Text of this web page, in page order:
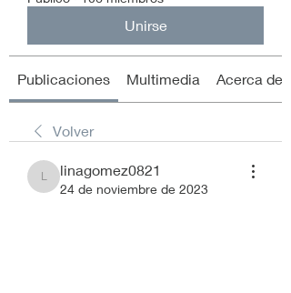
Unirse
Publicaciones Multimedia Acerca de
Volver
linagomez0821
linagomez0821
24 de noviembre de 2023